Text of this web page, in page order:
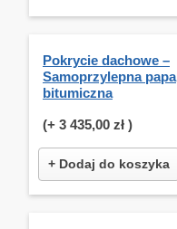
Pokrycie dachowe –
Samoprzylepna papa
bitumiczna
(+ 3 435,00 zł )
+ Dodaj do koszyka